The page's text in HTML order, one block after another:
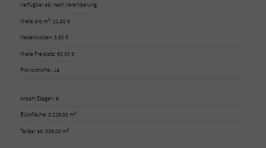
Verfügbar ab: nach Vereinbarung
Miete pro m²: 11,80 €
Nebenkosten: 3,50 €
Miete Freiplatz: 60,00 €
Provisionsfrei: Ja
Anzahl Etagen: 6
Bürofläche: 8.229,00 m²
Teilbar ab: 386,00 m²